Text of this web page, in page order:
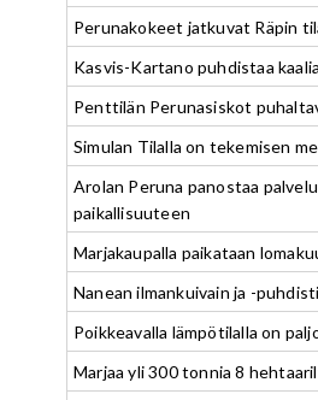
Perunakokeet jatkuvat Räpin
Kasvis-Kartano puhdistaa
Penttilän Perunasiskot
Simulan Tilalla on tekemisen
Arolan Peruna panostaa
paikallisuuteen
Marjakaupalla paikataan
Nanean ilmankuivain ja -
Poikkeavalla lämpötilalla on
Marjaa yli 300 tonnia 8